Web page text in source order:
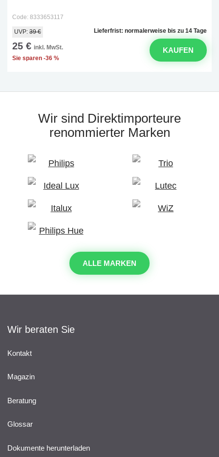
Code: 8333653117
Lieferfrist: normalerweise bis zu 14 Tage
UVP: 39 €
25 € inkl. MwSt.
Sie sparen -36 %
KAUFEN
Wir sind Direktimporteure
renommierter Marken
ALLE MARKEN
Wir beraten Sie
Kontakt
Magazin
Beratung
Glossar
Dokumente herunterladen